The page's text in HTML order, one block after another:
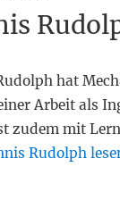
hat
Arbeit als
zudem mit
Rudolph